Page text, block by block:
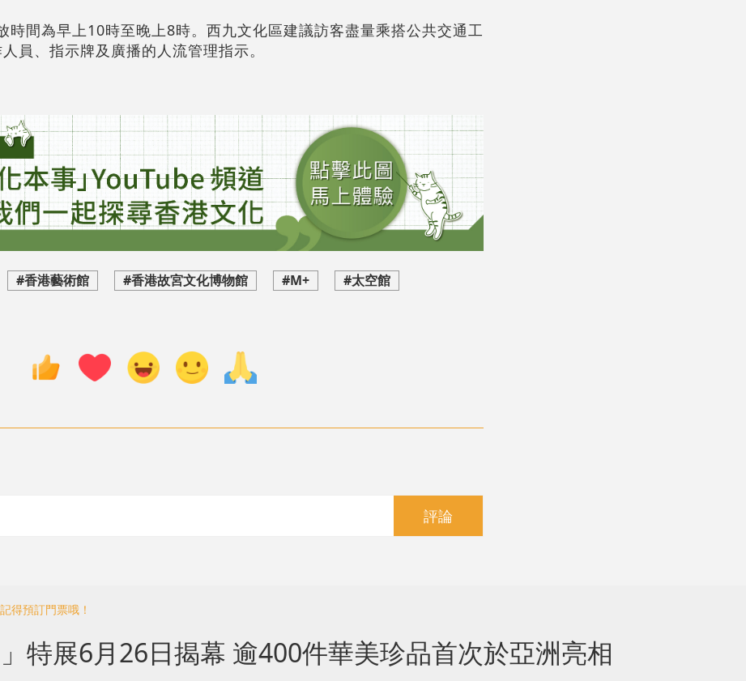
時間為早上10時至晚上8時。西九文化區建議訪客盡量乘搭公共交通工
員、指示牌及廣播的人流管理指示。
#香港藝術館 #香港故宮文化博物館 #M+
#太空館
評論
得預訂門票哦！
特展6月26日揭幕 逾400件華美珍品首次於亞洲亮相